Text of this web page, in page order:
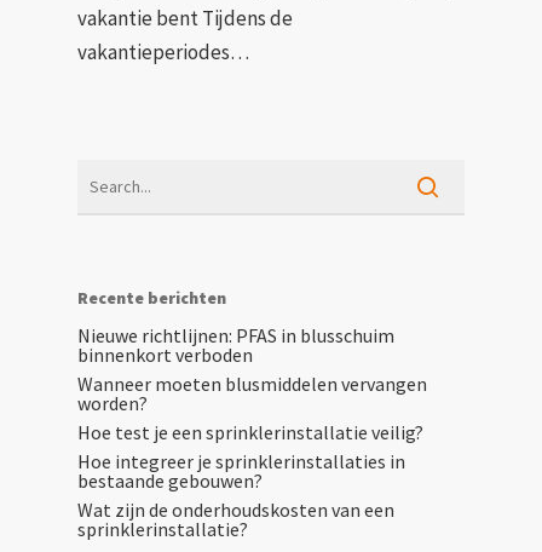
vakantie bent Tijdens de
vakantieperiodes…
Recente berichten
Nieuwe richtlijnen: PFAS in blusschuim
binnenkort verboden
Wanneer moeten blusmiddelen vervangen
worden?
Hoe test je een sprinklerinstallatie veilig?
Hoe integreer je sprinklerinstallaties in
bestaande gebouwen?
Wat zijn de onderhoudskosten van een
sprinklerinstallatie?